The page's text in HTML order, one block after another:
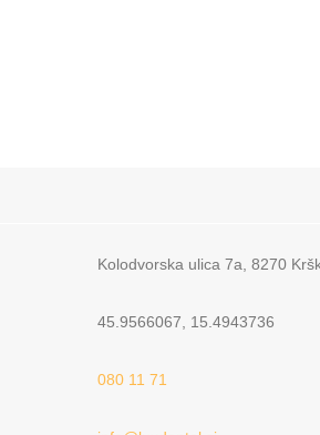
Kolodvorska ulica 7a, 8270
45.9566067, 15.4943736
080 11 71